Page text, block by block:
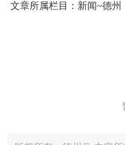
文章所属栏目： 新闻~德州